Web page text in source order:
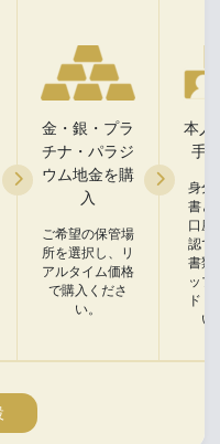
金・銀・プラ
チナ・パラジ
ウム地金を購
入
ご希望の保管場
所を選択し、リ
アルタイム価格
で購入くださ
い。
本人
手
身分
書と
口座
認で
書類
ップ
ドく
い